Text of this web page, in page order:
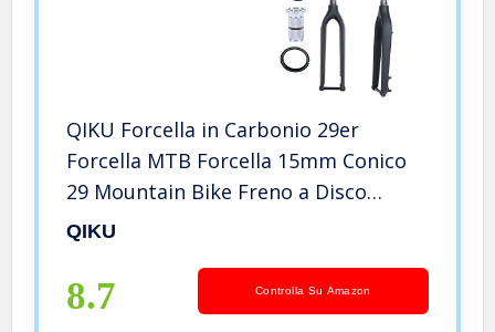
QIKU Forcella in Carbonio 29er
Forcella MTB Forcella 15mm Conico
29 Mountain Bike Freno a Disco
Carbon Fork UD Matte Bike Parts
QIKU
8.7 Controlla Su Amazon